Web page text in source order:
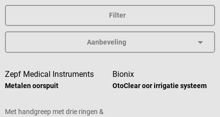
Filter
Zepf Medical Instruments
Metalen oorspuit
Met handgreep met drie ringen &
Bionix
OtoClear oor irrigatie systeem